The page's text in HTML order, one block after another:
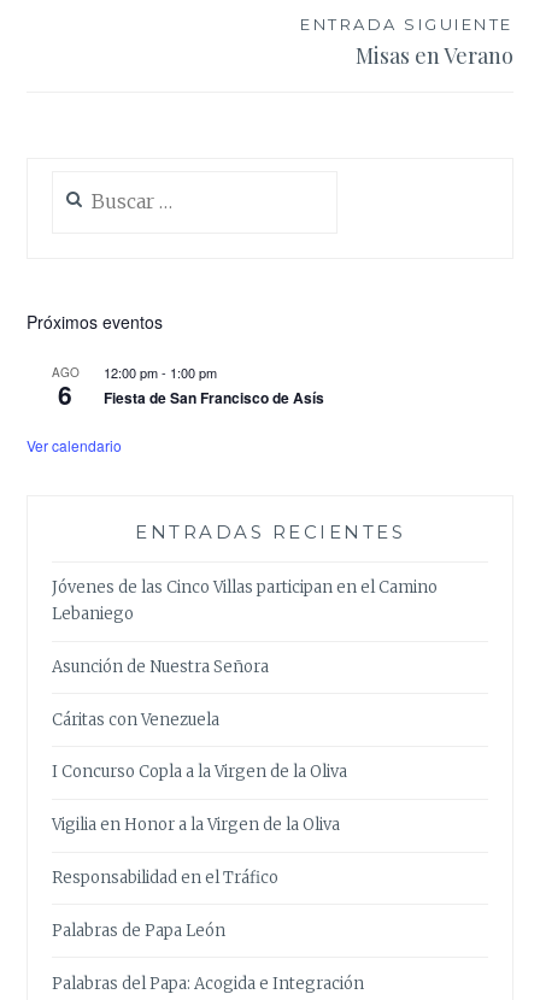
ENTRADA SIGUIENTE
Misas en Verano
Próximos eventos
AGO
6
12:00 pm- 1:00 pm
Fiesta de San Francisco de Asís
Ver calendario
ENTRADAS RECIENTES
Jóvenes de las Cinco Villas participan en el Camino
Lebaniego
Asunción de Nuestra Señora
Cáritas con Venezuela
I Concurso Copla a la Virgen de la Oliva
Vigilia en Honor a la Virgen de la Oliva
Responsabilidad en el Tráfico
Palabras de Papa León
Palabras del Papa: Acogida e Integración